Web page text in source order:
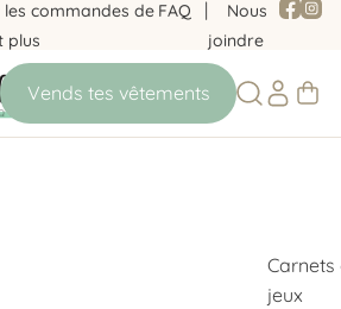
commandes de
plus
FAQ
Nous
joindre
Carnets
jeux